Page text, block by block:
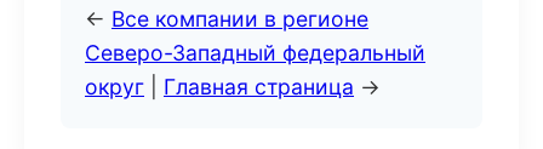
← Все компании в регионе
Северо-Западный федеральный
округ
Главная страница →